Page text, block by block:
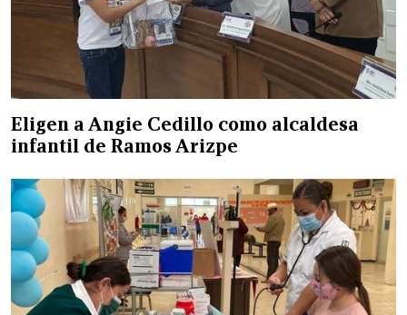
Eligen a Angie Cedillo como alcaldesa
infantil de Ramos Arizpe